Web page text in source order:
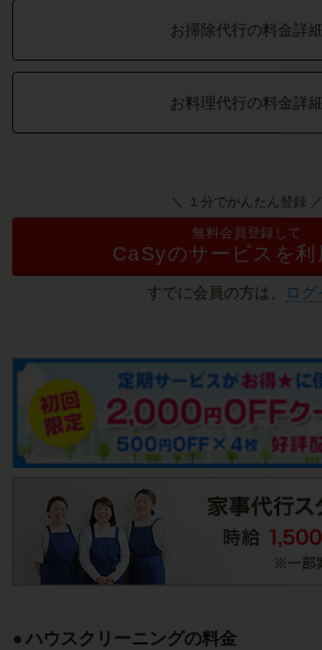
お掃除代行の料金詳細
お料理代行の料金詳細
＼ １分でかんたん登録 ／
無料会員登録して
CaSyのサービスを利
すでに会員の方は、 ログ
ハウスクリーニングの料金